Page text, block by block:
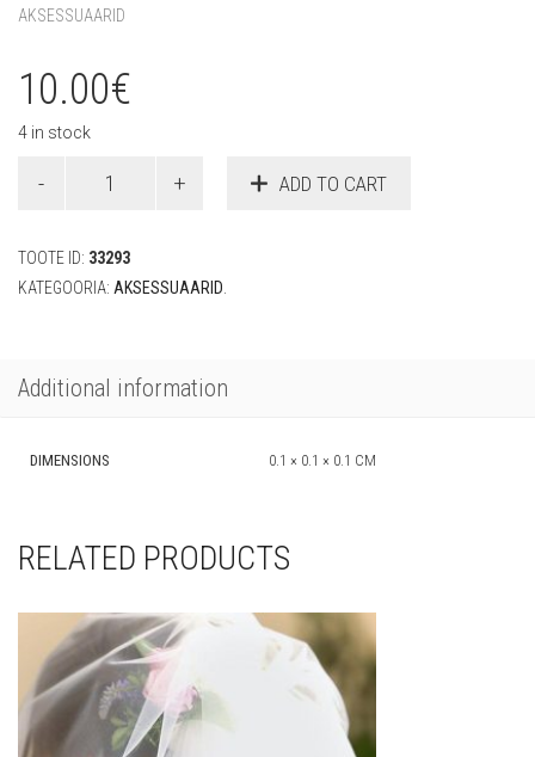
AKSESSUAARID
10.00€
4 in stock
keep
ADD TO CART
TOOTE ID: 33293
KATEGOORIA: AKSESSUAARID
Additional information
DIMENSIONS 0.1 × 0.1 × 0.1 CM
RELATED PRODUCTS